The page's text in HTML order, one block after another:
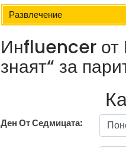
Развлечение
Инfluencer от
знаят“ за
Ден От Седмицата: